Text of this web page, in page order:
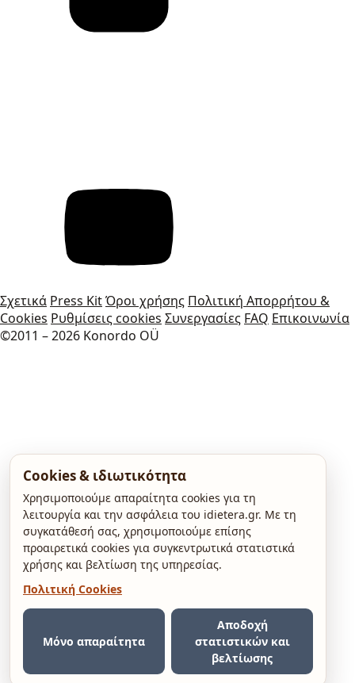
Σχετικά Press KitΌροι χρήσης Πολιτική Απορρήτου &
Cookies Ρυθμίσεις cookies Συνεργασίες FAQ Επικοινωνία
©2011 – 2026 Konordo OÜ
Cookies & ιδιωτικότητα
Χρησιμοποιούμε απαραίτητα cookies για τη
λειτουργία και την ασφάλεια του idietera.gr. Με τη
συγκατάθεσή σας, χρησιμοποιούμε επίσης
προαιρετικά cookies για συγκεντρωτικά στατιστικά
χρήσης και βελτίωση της υπηρεσίας.
Πολιτική Cookies
Μόνο απαραίτητα
Αποδοχή
στατιστικών και
βελτίωσης